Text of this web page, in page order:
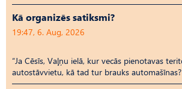
Kā organizēs satiksmi?
19:47, 6. Aug, 2026
“Ja Cēsīs, Vaļņu ielā, kur vecās pienotavas
autostāvvietu, kā tad tur brauks